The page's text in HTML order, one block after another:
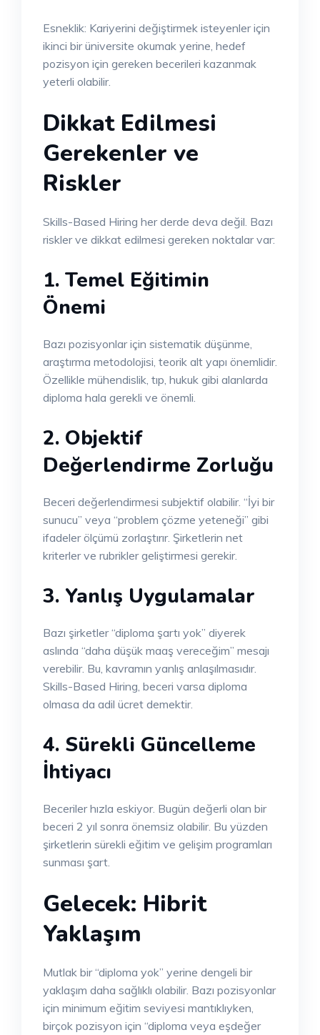
Esneklik: Kariyerini değiştirmek isteyenler için
ikinci bir üniversite okumak yerine, hedef
pozisyon için gereken becerileri kazanmak
yeterli olabilir.
Dikkat Edilmesi
Gerekenler ve
Riskler
Skills-Based Hiring her derde deva değil. Bazı
riskler ve dikkat edilmesi gereken noktalar var:
1. Temel Eğitimin
Önemi
Bazı pozisyonlar için sistematik düşünme,
araştırma metodolojisi, teorik alt yapı önemlidir.
Özellikle mühendislik, tıp, hukuk gibi alanlarda
diploma hala gerekli ve önemli.
2. Objektif
Değerlendirme Zorluğu
Beceri değerlendirmesi subjektif olabilir. “İyi bir
sunucu” veya “problem çözme yeteneği” gibi
ifadeler ölçümü zorlaştırır. Şirketlerin net
kriterler ve rubrikler geliştirmesi gerekir.
3. Yanlış Uygulamalar
Bazı şirketler “diploma şartı yok” diyerek
aslında “daha düşük maaş vereceğim” mesajı
verebilir. Bu, kavramın yanlış anlaşılmasıdır.
Skills-Based Hiring, beceri varsa diploma
olmasa da adil ücret demektir.
4. Sürekli Güncelleme
İhtiyacı
Beceriler hızla eskiyor. Bugün değerli olan bir
beceri 2 yıl sonra önemsiz olabilir. Bu yüzden
şirketlerin sürekli eğitim ve gelişim programları
sunması şart.
Gelecek: Hibrit
Yaklaşım
Mutlak bir “diploma yok” yerine dengeli bir
yaklaşım daha sağlıklı olabilir. Bazı pozisyonlar
için minimum eğitim seviyesi mantıklıyken,
birçok pozisyon için “diploma veya eşdeğer